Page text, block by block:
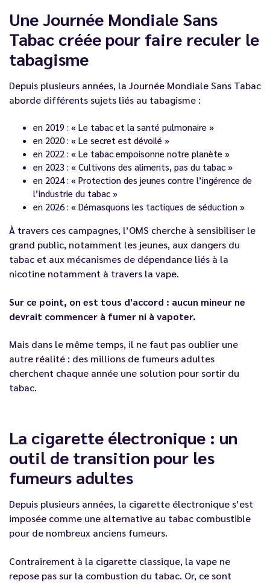
Une Journée Mondiale Sans
Tabac créée pour faire reculer le
tabagisme
Depuis plusieurs années, la Journée Mondiale Sans Tabac
aborde différents sujets liés au tabagisme :
en 2019 : « Le tabac et la santé pulmonaire »
en 2020 : « Le secret est dévoilé »
en 2022 : « Le tabac empoisonne notre planète »
en 2023 : « Cultivons des aliments, pas du tabac »
en 2024 : « Protection des jeunes contre l’ingérence de
l’industrie du tabac »
en 2026 : « Démasquons les tactiques de séduction »
À travers ces campagnes, l’OMS cherche à sensibiliser le
grand public, notamment les jeunes, aux dangers du
tabac et aux mécanismes de dépendance liés à la
nicotine notamment à travers la vape.
Sur ce point, on est tous d'accord : aucun mineur ne
devrait commencer à fumer ni à vapoter.
Mais dans le même temps, il ne faut pas oublier une
autre réalité : des millions de fumeurs adultes
cherchent chaque année une solution pour sortir du
tabac.
La cigarette électronique : un
outil de transition pour les
fumeurs adultes
Depuis plusieurs années, la cigarette électronique s’est
imposée comme une alternative au tabac combustible
pour de nombreux anciens fumeurs.
Contrairement à la cigarette classique, la vape ne
repose pas sur la combustion du tabac. Or, ce sont